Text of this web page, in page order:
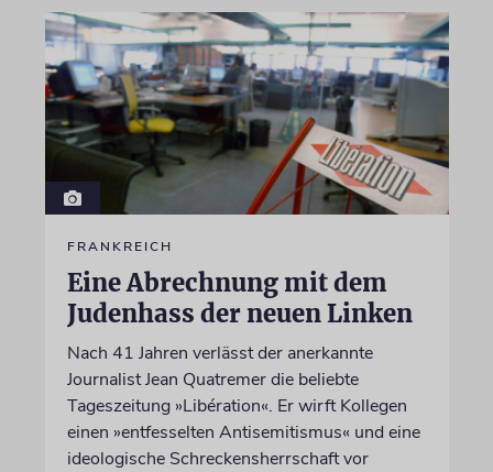
FRANKREICH
Eine Abrechnung mit dem
Judenhass der neuen Linken
Nach 41 Jahren verlässt der anerkannte
Journalist Jean Quatremer die beliebte
Tageszeitung »Libération«. Er wirft Kollegen
einen »entfesselten Antisemitismus« und eine
ideologische Schreckensherrschaft vor